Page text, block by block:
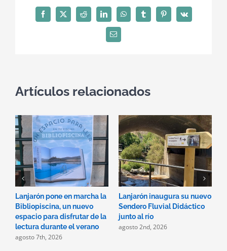
Facebook
X Reddit LinkedInWhatsAppTumblrPinterest
Vk
Correo
electrónico
Artículos relacionados
Lanjarón pone en marcha la
Bibliopiscina, un nuevo
espacio para disfrutar de la
lectura durante el verano
agosto 7th, 2026
Lanjarón inaugura su nuevo
Sendero Fluvial Didáctico
junto al río
agosto 2nd, 2026